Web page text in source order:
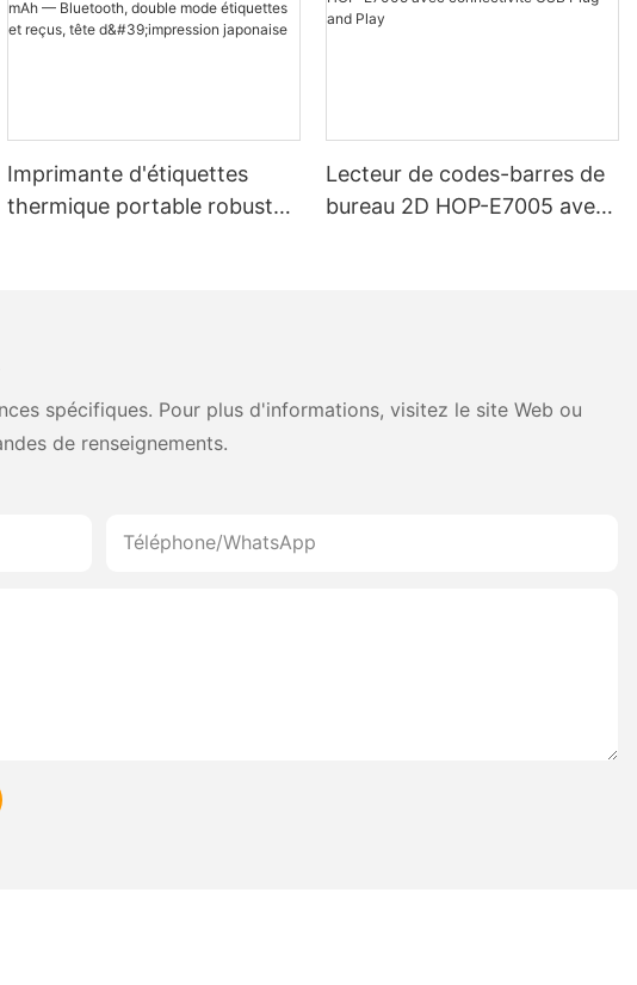
Imprimante d'étiquettes
thermique portable robuste
Lecteur de codes-barres de
bureau 2D HOP-E7005 avec
spécifiques. Pour plus d'informations, visitez le site Web ou
de renseignements.
Téléphone/WhatsApp